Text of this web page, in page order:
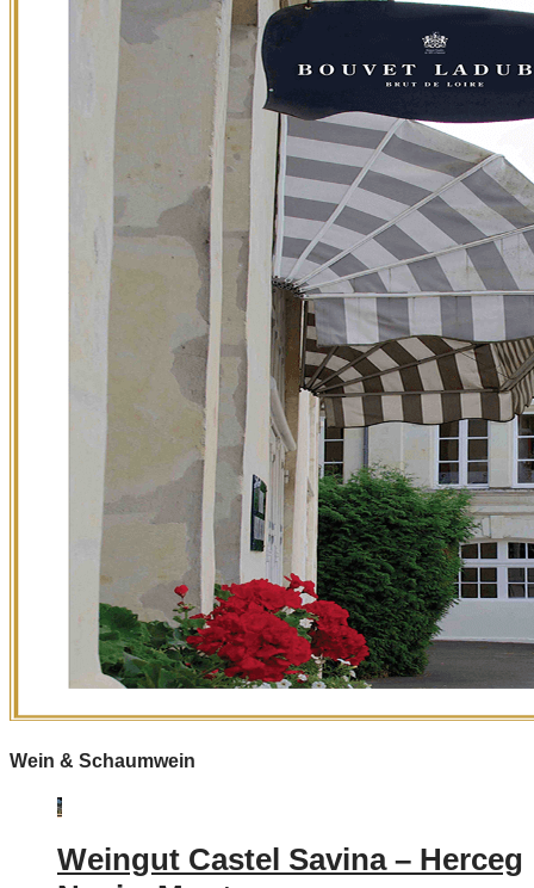
Wein & Schaumwein
Weingut Castel Savina – Herceg